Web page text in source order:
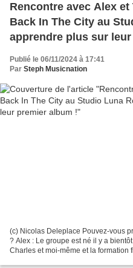
Rencontre avec Alex
Back In The City au
apprendre plus sur
Publié le 06/11/2024 à 17:41
Par Steph Musicnation
(c) Nicolas Deleplace Pouvez-vous
? Alex : Le groupe est né il y a
Charles et moi-même et la formation